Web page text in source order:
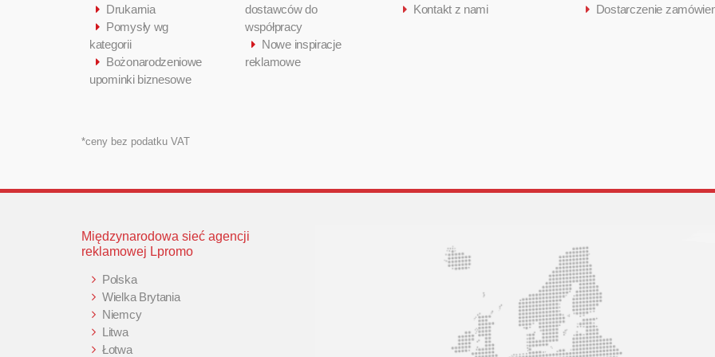
Drukarnia
Pomysły wg
kategorii
Bożonarodzeniowe
upominki biznesowe
*ceny bez podatku VAT
dostawców do
współpracy
Nowe inspiracje
reklamowe
Kontakt z nami Dostarczenie
Międzynarodowa sieć agencji
reklamowej Lpromo
Polska
Wielka Brytania
Niemcy
Litwa
Łotwa